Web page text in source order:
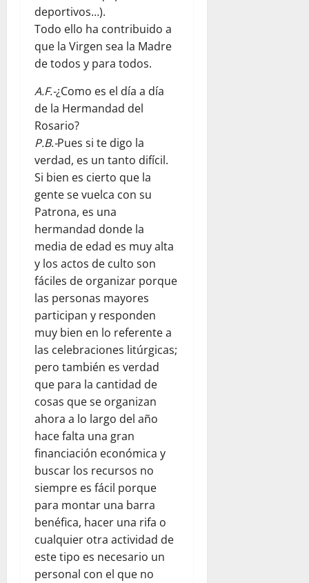
deportivos…).
Todo ello ha contribuido a
que la Virgen sea la Madre
de todos y para todos.
A.F.-¿Como es el día a día
de la Hermandad del
Rosario?
P.B.-Pues si te digo la
verdad, es un tanto difícil.
Si bien es cierto que la
gente se vuelca con su
Patrona, es una
hermandad donde la
media de edad es muy alta
y los actos de culto son
fáciles de organizar porque
las personas mayores
participan y responden
muy bien en lo referente a
las celebraciones litúrgicas;
pero también es verdad
que para la cantidad de
cosas que se organizan
ahora a lo largo del año
hace falta una gran
financiación económica y
buscar los recursos no
siempre es fácil porque
para montar una barra
benéfica, hacer una rifa o
cualquier otra actividad de
este tipo es necesario un
personal con el que no